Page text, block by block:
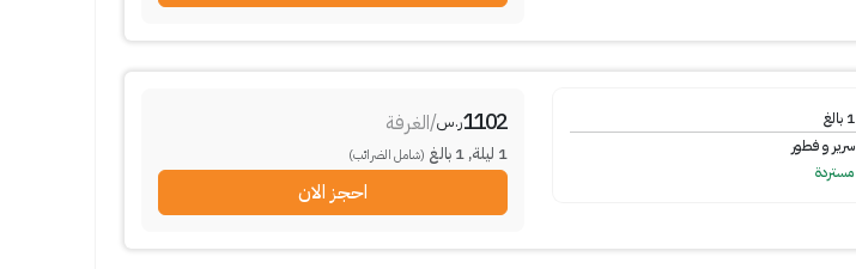
1 بالغ
سرير و فطور
مستردة
1102ر.س/الغرفة
1 ليلة,
1 بالغ (شامل الضرائب)
احجز الان